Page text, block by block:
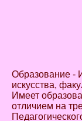
Образование -
искусства,
Имеет
отличием на